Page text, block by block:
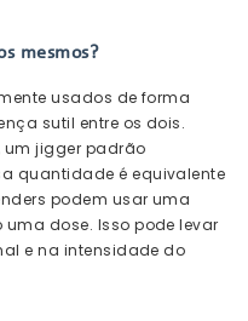
mesmos?
usados ​​de forma
sutil entre os dois.
um jigger padrão
quantidade é equivalente
podem usar uma
dose. Isso pode levar
e na intensidade do